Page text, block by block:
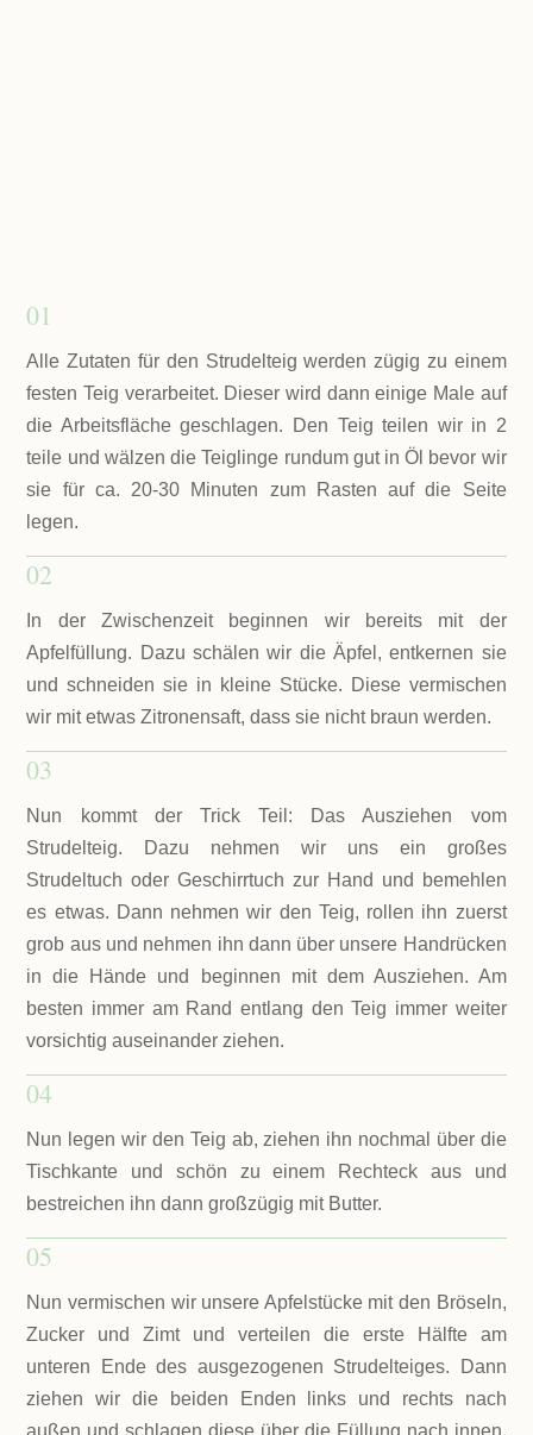
01
Alle Zutaten für den Strudelteig werden zügig zu einem
festen Teig verarbeitet. Dieser wird dann einige Male auf
die Arbeitsfläche geschlagen. Den Teig teilen wir in 2
teile und wälzen die Teiglinge rundum gut in Öl bevor wir
sie für ca. 20-30 Minuten zum Rasten auf die Seite
legen.
02
In der Zwischenzeit beginnen wir bereits mit der
Apfelfüllung. Dazu schälen wir die Äpfel, entkernen sie
und schneiden sie in kleine Stücke. Diese vermischen
wir mit etwas Zitronensaft, dass sie nicht braun werden.
03
Nun kommt der Trick Teil: Das Ausziehen vom
Strudelteig. Dazu nehmen wir uns ein großes
Strudeltuch oder Geschirrtuch zur Hand und bemehlen
es etwas. Dann nehmen wir den Teig, rollen ihn zuerst
grob aus und nehmen ihn dann über unsere Handrücken
in die Hände und beginnen mit dem Ausziehen. Am
besten immer am Rand entlang den Teig immer weiter
vorsichtig auseinander ziehen.
04
Nun legen wir den Teig ab, ziehen ihn nochmal über die
Tischkante und schön zu einem Rechteck aus und
bestreichen ihn dann großzügig mit Butter.
05
Nun vermischen wir unsere Apfelstücke mit den Bröseln,
Zucker und Zimt und verteilen die erste Hälfte am
unteren Ende des ausgezogenen Strudelteiges. Dann
ziehen wir die beiden Enden links und rechts nach